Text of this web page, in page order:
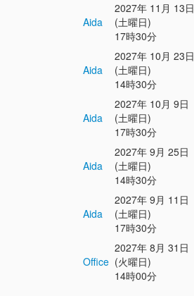
Aida
2027年 11月 13日
(土曜日)
17時30分
Aida
2027年 10月 23日
(土曜日)
14時30分
Aida
2027年 10月 9日
(土曜日)
17時30分
Aida
2027年 9月 25日
(土曜日)
14時30分
Aida
2027年 9月 11日
(土曜日)
17時30分
Office
2027年 8月 31日
(火曜日)
14時00分